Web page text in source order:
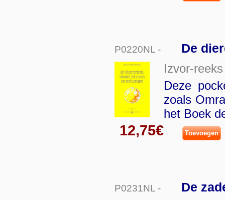
P0220NL - De
Izvor-reeks
Deze
zoals
het Boek
12,75€ Toevoegen
P0231NL - De